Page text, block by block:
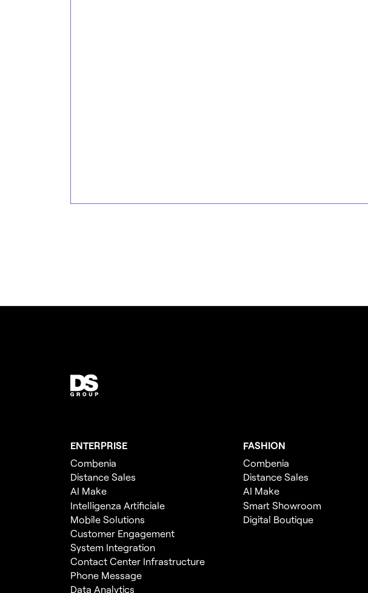
ENTERPRISE
Combenia
Distance Sales
AI Make
Intelligenza Artificiale
Mobile Solutions
Customer Engagement
System Integration
Contact Center Infrastructure
Phone Message
Data Analytics
FASHION
Combenia
Distance Sales
AI Make
Smart Showroom
Digital Boutique